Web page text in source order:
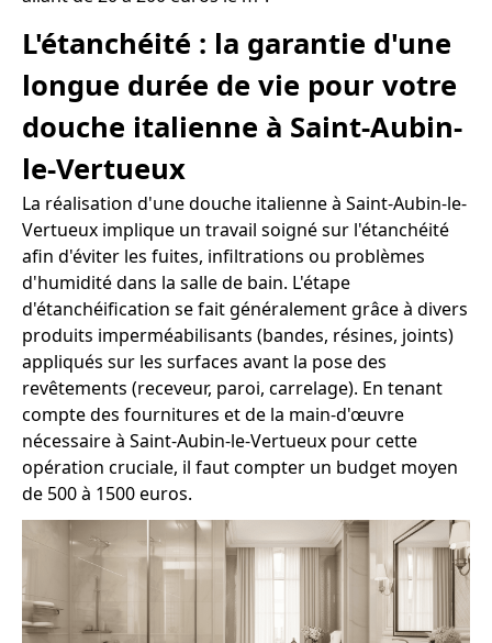
L'étanchéité : la garantie d'une
longue durée de vie pour votre
douche italienne à Saint-Aubin-
le-Vertueux
La réalisation d'une douche italienne à Saint-Aubin-le-
Vertueux implique un travail soigné sur l'étanchéité
afin d'éviter les fuites, infiltrations ou problèmes
d'humidité dans la salle de bain. L'étape
d'étanchéification se fait généralement grâce à divers
produits imperméabilisants (bandes, résines, joints)
appliqués sur les surfaces avant la pose des
revêtements (receveur, paroi, carrelage). En tenant
compte des fournitures et de la main-d'œuvre
nécessaire à Saint-Aubin-le-Vertueux pour cette
opération cruciale, il faut compter un budget moyen
de 500 à 1500 euros.